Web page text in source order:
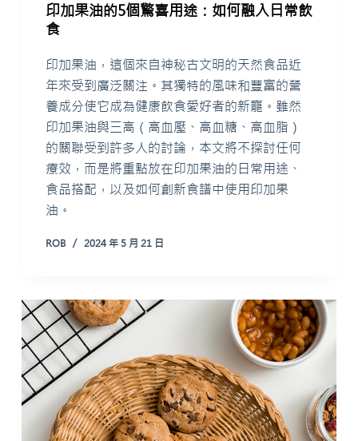
印加果油的5個驚喜用途：如何融入日常飲
食
印加果油，這個來自神秘古文明的天然食品近
年來受到廣泛關注。其獨特的風味和豐富的營
養成分使它成為健康飲食愛好者的新寵。雖然
印加果油與三高（高血壓、高血糖、高血脂）
的關聯受到許多人的討論，本文將不探討任何
療效，而是將重點放在印加果油的日常用途、
食品搭配，以及如何創新食譜中使用印加果
油。
ROB 2024 年 5 月 21 日